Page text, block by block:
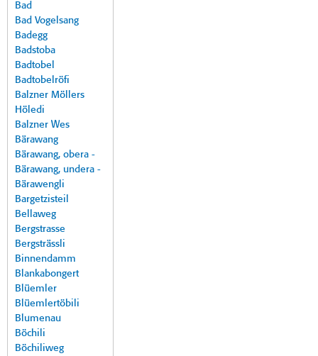
Bad
Bad Vogelsang
Badegg
Badstoba
Badtobel
Badtobelröfi
Balzner Möllers
Höledi
Balzner Wes
Bärawang
Bärawang, obera -
Bärawang, undera -
Bärawengli
Bargetzisteil
Bellaweg
Bergstrasse
Bergsträssli
Binnendamm
Blankabongert
Blüemler
Blüemlertöbili
Blumenau
Böchili
Böchiliweg